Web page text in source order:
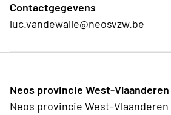
Contactgegevens
luc.vandewalle@neosvzw.be
Neos provincie West-Vlaanderen
Neos provincie West-Vlaanderen